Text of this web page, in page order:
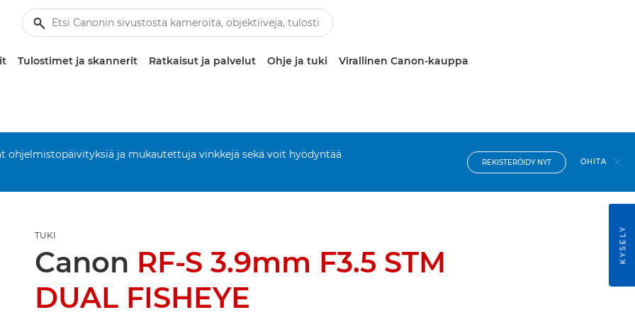
Tulostimet ja skannerit Ratkaisut ja palvelut Ohje ja tuki Virallinen Canon-kauppa
ohjelmistopäivityksiä ja mukautettuja vinkkejä sekä voit hyödyntää
REKISTERÖIDY NYT OHITA
TUKI
Canon RF-S 3.9mm F3.5 STM
DUAL FISHEYE
KYSELY